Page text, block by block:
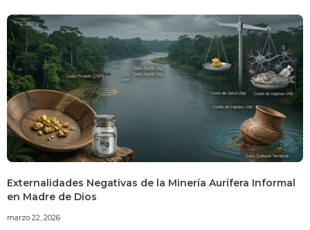
Externalidades Negativas de la Minería Aurífera Informal
en Madre de Dios
marzo 22, 2026